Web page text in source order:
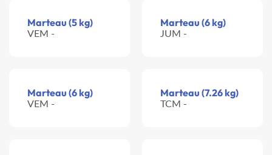
Marteau (5 kg)
VEM -
Marteau (6 kg)
JUM -
Marteau (6 kg)
VEM -
Marteau (7.26 kg)
TCM -